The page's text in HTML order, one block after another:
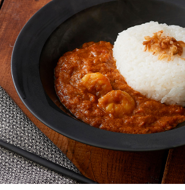
び
油
を
使
っ
た、
え
び
の
存
在
感
を
存
分
に
感
じ
ら
れ
る
カ
レ
ー。
産
の
え
び
油
を
使
用。
ま
ろ
や
か
な
コ
コ
ナ
ッ
ツ
ミ
ル
ク
と、
ス
パ